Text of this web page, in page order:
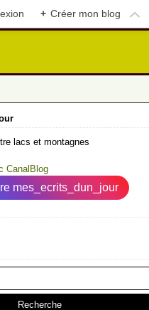
+ Créer mon blog
lacs et montagnes
CanalBlog
mes_ecrits_dun_jour